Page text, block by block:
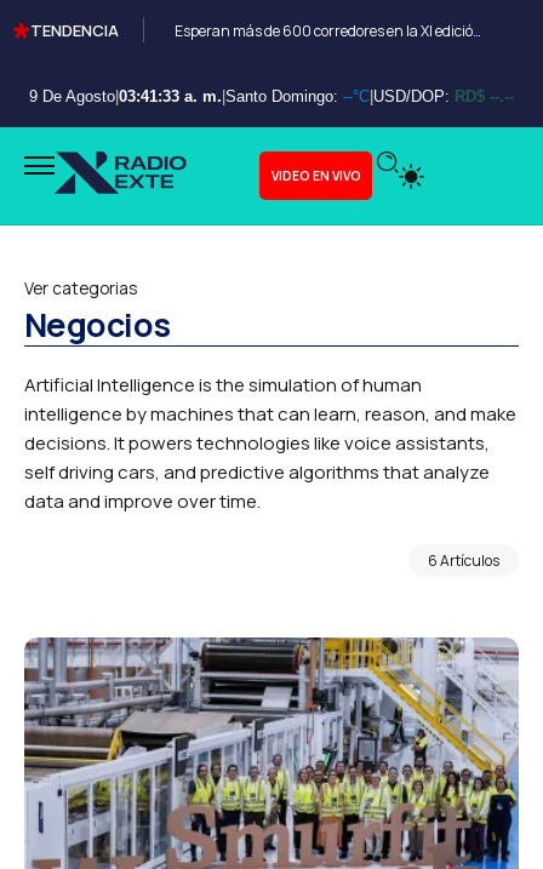
TENDENCIA Esperan más de 600 corredores en la XI edición del Bayahibe 10K
9 De Agosto 03:41:34 a. m. Santo Domingo: --°C USD/DOP: RD$ --.--
VIDEO EN VIVO
Ver categorias
Negocios
Artificial Intelligence is the simulation of human
intelligence by machines that can learn, reason, and make
decisions. It powers technologies like voice assistants,
self driving cars, and predictive algorithms that analyze
data and improve over time.
6 Artículos